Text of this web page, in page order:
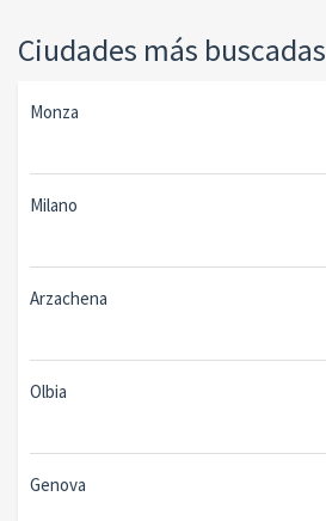
Ciudades más buscadas
Monza
Milano
Arzachena
Olbia
Genova